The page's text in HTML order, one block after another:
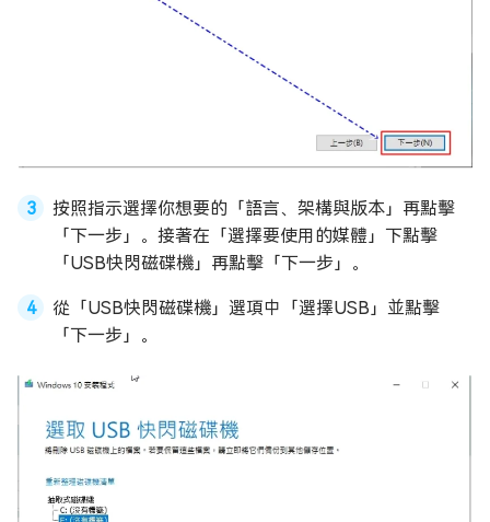
按照指示選擇你想要的「語言、架構與版本」再點擊
「下一步」。接著在「選擇要使用的媒體」下點擊
「USB快閃磁碟機」再點擊「下一步」。
從「USB快閃磁碟機」選項中「選擇USB」並點擊
「下一步」。